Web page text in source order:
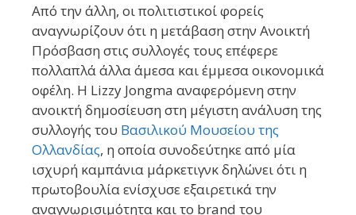
Από την άλλη, οι πολιτιστικοί φορείς
αναγνωρίζουν ότι η μετάβαση στην Ανοικτή
Πρόσβαση στις συλλογές τους επέφερε
πολλαπλά άλλα άμεσα και έμμεσα οικονομικά
οφέλη. Η Lizzy Jongma αναφερόμενη στην
ανοικτή δημοσίευση στη μέγιστη ανάλυση της
συλλογής του Βασιλικού Μουσείου της
Ολλανδίας, η οποία συνοδεύτηκε από μία
ισχυρή καμπάνια μάρκετιγνκ δηλώνει ότι η
πρωτοβουλία ενίσχυσε εξαιρετικά την
αναγνωρισιμότητα και το brand του